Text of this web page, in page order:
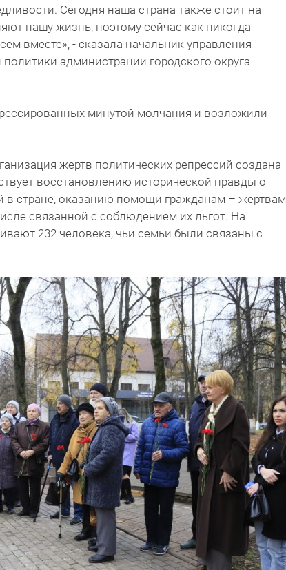
Сегодня наша страна также стоит на
нашу жизнь, поэтому сейчас как никогда
вместе», - сказала начальник управления
администрации городского округа
минутой молчания и возложили
жертв политических репрессий создана
восстановлению исторической правды о
в стране, оказанию помощи гражданам – жертвам
связанной с соблюдением их льгот. На
232 человека, чьи семьи были связаны с